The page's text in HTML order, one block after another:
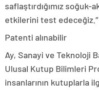
saflaştırdığımız
etkilerini test
Patenti alınabilir
Ay, Sanayi ve Teknoloji
Ulusal Kutup Bilimleri
insanlarının kutuplarla